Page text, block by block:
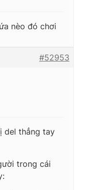
nèo đó chơi
#52953
del thẳng tay
trong cái